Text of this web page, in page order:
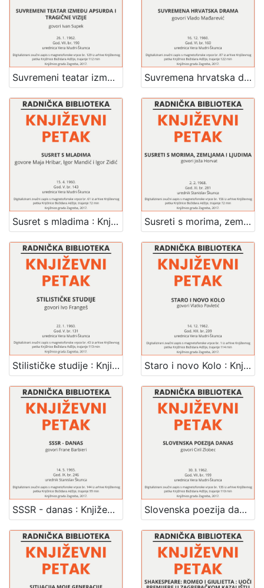
Suvremeni teatar između apsurda i tragične vizije : Književni petak, 26. 1. 1962., Radnički dom, dvorana H / govori Ivan Supek ; urednica Vera Mudri-Škunca Suvremena hrvatska drama : Književni petak, 16. 12. 1960., Radnički dom, dvorana H / govori Vlado Mađarević ; urednica Vera Mudri-Škunca
Susret s mladima : Književni petak, 15. 4. 1960., Radnički dom / govore Maja Hribar, Igor Mandić i Igor Zidić ; urednica Vera Mudri-Škunca Susreti s morima, zemljama i ljudima : Književni petak, 2. 2. 1968., dvorana u Medulićevoj 30 / govori Joža Horvat ; urednik Stanislav Škunca
Stilističke studije : Književni petak, 22. 1. 1960., Radnički dom / govori Ivo Frangeš ; urednica Vera Mudri-Škunca Staro i novo Kolo : Književni petak, 14. 12. 1962., Radnički dom, dvorana H / govori Vlatko Pavletić ; urednica Vera Mudri-Škunca
SSSR - danas : Književni petak, 14. 5. 1965., Radnički dom / govori Frane Barbieri ; urednik Stanislav Škunca Slovenska poezija danas : Književni petak, 30. 3. 1962., Radnički dom / govori Ciril Zlobec ; urednica Vera Mudri-Škunca